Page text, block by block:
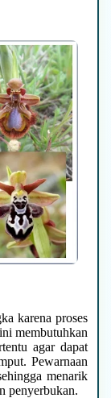
karena proses
membutuhkan
agar dapat
Pewarnaan
menarik
penyerbukan.